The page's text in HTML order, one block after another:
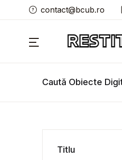
contact@bcub.ro
Caută Obiecte
Titlu